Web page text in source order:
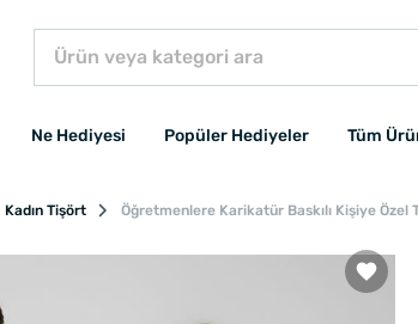
Ne Hediyesi Popüler Hediyeler Tüm
Kadın Tişört Öğretmenlere Karikatür Baskılı Kişiye Özel